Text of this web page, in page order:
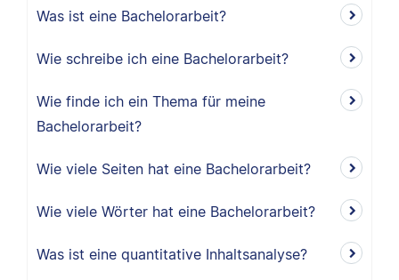
Was ist eine Bachelorarbeit?
Wie schreibe ich eine Bachelorarbeit?
Wie finde ich ein Thema für meine
Bachelorarbeit?
Wie viele Seiten hat eine Bachelorarbeit?
Wie viele Wörter hat eine Bachelorarbeit?
Was ist eine quantitative Inhaltsanalyse?